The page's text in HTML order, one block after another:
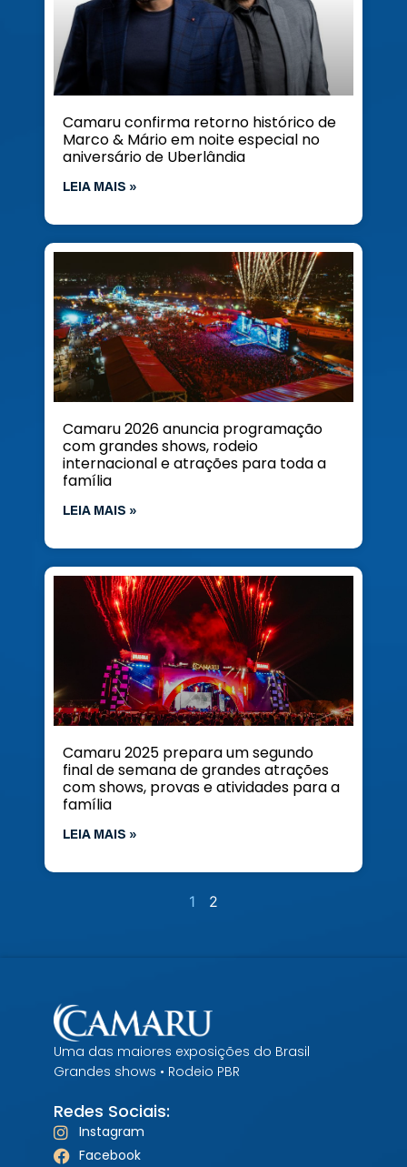
Camaru confirma retorno histórico de
Marco & Mário em noite especial no
aniversário de Uberlândia
LEIA MAIS »
Camaru 2026 anuncia programação
com grandes shows, rodeio
internacional e atrações para toda a
família
LEIA MAIS »
Camaru 2025 prepara um segundo
final de semana de grandes atrações
com shows, provas e atividades para a
família
LEIA MAIS »
1 2
Uma das maiores exposições do Brasil
Grandes shows • Rodeio PBR
Redes Sociais:
Instagram
Facebook